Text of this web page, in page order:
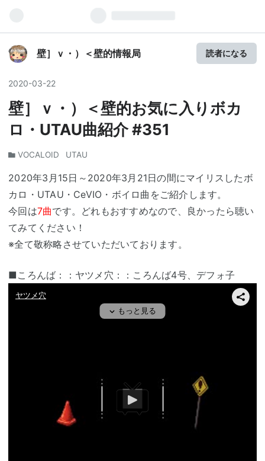
壁］ｖ・）＜壁的情報局 読者になる
2020-03-22
壁］ｖ・）＜壁的お気に入りボカ
ロ・UTAU曲紹介 #351
VOCALOID UTAU
2020年3月15日～2020年3月21日の間にマイリスしたボ
カロ・UTAU・CeVIO・ボイロ曲をご紹介します。
今回は7曲です。どれもおすすめなので、良かったら聴い
てみてください！
※全て敬称略させていただいております。
■ころんば：：ヤツメ穴：：ころんば4号、デフォ子